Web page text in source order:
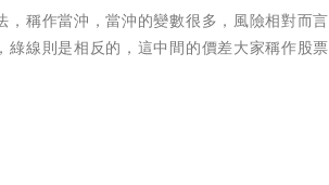
稱作當沖，當沖的變數很多，風險相對而
線則是相反的，這中間的價差大家稱作股